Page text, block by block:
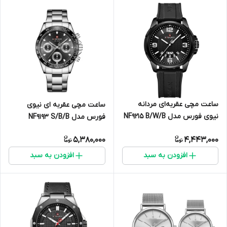
ساعت مچی عقربه‌ای مردانه
نیوی فورس مدل NF9215 B/W/B
4,443,000
افزودن به سبد
ساعت مچی عقربه ای نیوی
فورس مدل NF9193 S/B/B
5,380,000
افزودن به سبد